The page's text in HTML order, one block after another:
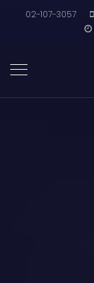
02-107-3057